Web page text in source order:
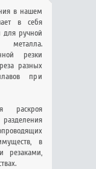
в нашем
в себя
для ручной
металла.
резки
разных
при
раскроя
в
резаками,